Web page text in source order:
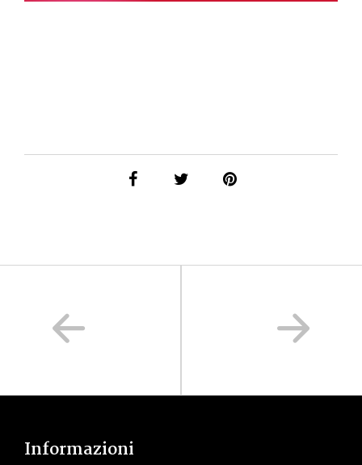
Informazioni